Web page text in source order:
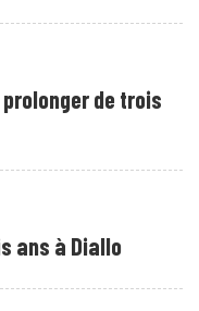
de trois
ans à Diallo